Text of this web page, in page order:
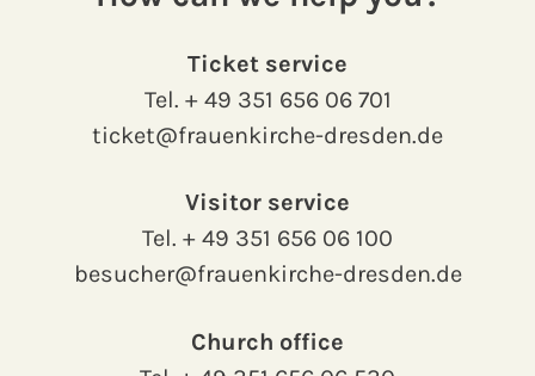
Ticket service
Tel. + 49 351 656 06 701
ticket@frauenkirche-dresden.de
Visitor service
Tel. + 49 351 656 06 100
besucher@frauenkirche-dresden.de
Church office